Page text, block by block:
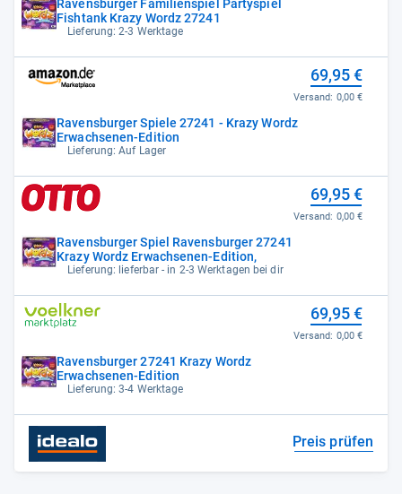
Ravensburger Familienspiel Partyspiel
Fishtank Krazy Wordz 27241
Lieferung: 2-3 Werktage
Ravensburger Spiele 27241 - Krazy Wordz
Erwachsenen-Edition
Lieferung: Auf Lager
69,95 €
Versand: 0,00 €
Ravensburger Spiel Ravensburger 27241
Krazy Wordz Erwachsenen-Edition,
Lieferung: lieferbar - in 2-3 Werktagen bei dir
69,95 €
Versand: 0,00 €
Ravensburger 27241 Krazy Wordz
Erwachsenen-Edition
Lieferung: 3-4 Werktage
69,95 €
Versand: 0,00 €
Preis prüfen